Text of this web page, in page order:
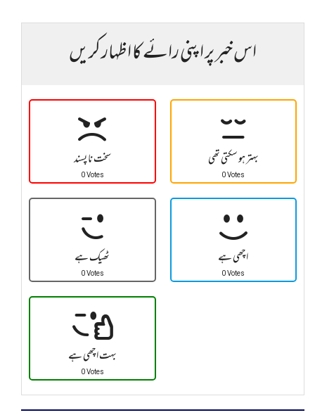
اس خبر پر اپنی رائے کا اظہار کریں
سخت نا پسند
0 Votes
بہتر ہو سکتی تھی
0 Votes
ٹھیک ہے
0 Votes
اچھی ہے
0 Votes
بہت اچھی ہے
0 Votes